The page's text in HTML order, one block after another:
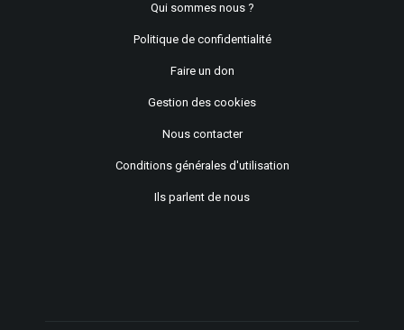
Qui sommes nous ?
Politique de confidentialité
Faire un don
Gestion des cookies
Nous contacter
Conditions générales d'utilisation
Ils parlent de nous